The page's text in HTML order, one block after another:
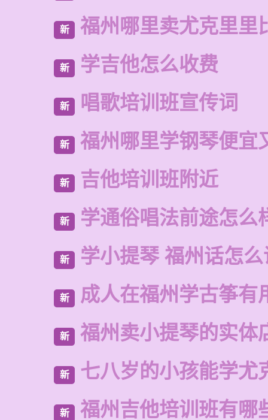
新 福州哪里卖尤克里里
新 学吉他怎么收费
新 唱歌培训班宣传词
新 福州哪里学钢琴便宜
新 吉他培训班附近
新 学通俗唱法前途怎么
新 学小提琴 福州话怎
新 成人在福州学古筝有
新 福州卖小提琴的实体
新 七八岁的小孩能学尤
新 福州吉他培训班有哪